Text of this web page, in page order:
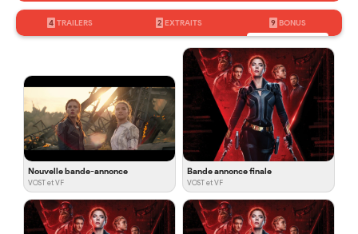
4 TRAILERS 2 EXTRAITS 9 BONUS
Nouvelle bande-annonce
VOST et VF
Bande annonce finale
VOST et VF